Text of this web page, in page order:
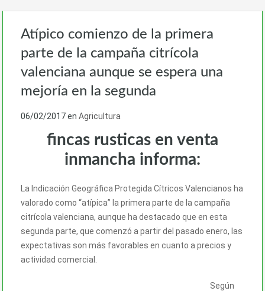
Atípico comienzo de la primera
parte de la campaña citrícola
valenciana aunque se espera una
mejoría en la segunda
06/02/2017en Agricultura
fincas rusticas en venta
inmancha informa:
La Indicación Geográfica Protegida Cítricos Valencianos ha
valorado como “atípica” la primera parte de la campaña
citrícola valenciana, aunque ha destacado que en esta
segunda parte, que comenzó a partir del pasado enero, las
expectativas son más favorables en cuanto a precios y
actividad comercial.
Según